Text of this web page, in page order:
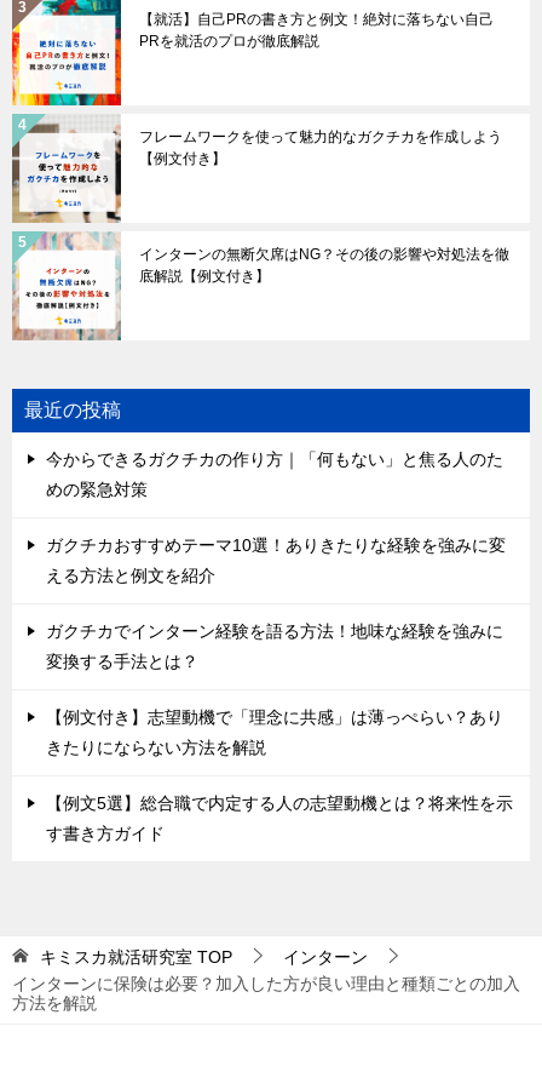
【就活】自己PRの書き方と例文！絶対に落ちない自己
PRを就活のプロが徹底解説
フレームワークを使って魅力的なガクチカを作成しよう
【例文付き】
インターンの無断欠席はNG？その後の影響や対処法を徹
底解説【例文付き】
最近の投稿
今からできるガクチカの作り方｜「何もない」と焦る人のた
めの緊急対策
ガクチカおすすめテーマ10選！ありきたりな経験を強みに変
える方法と例文を紹介
ガクチカでインターン経験を語る方法！地味な経験を強みに
変換する手法とは？
【例文付き】志望動機で「理念に共感」は薄っぺらい？あり
きたりにならない方法を解説
【例文5選】総合職で内定する人の志望動機とは？将来性を示
す書き方ガイド
キミスカ就活研究室 TOP
インターン
インターンに保険は必要？加入した方が良い理由と種類ごとの加入
方法を解説